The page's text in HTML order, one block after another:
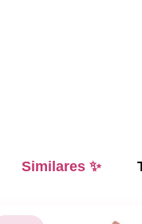
Similares ✨